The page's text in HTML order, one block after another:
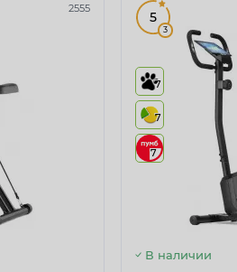
2555
5
3
7
7
7
В наличии